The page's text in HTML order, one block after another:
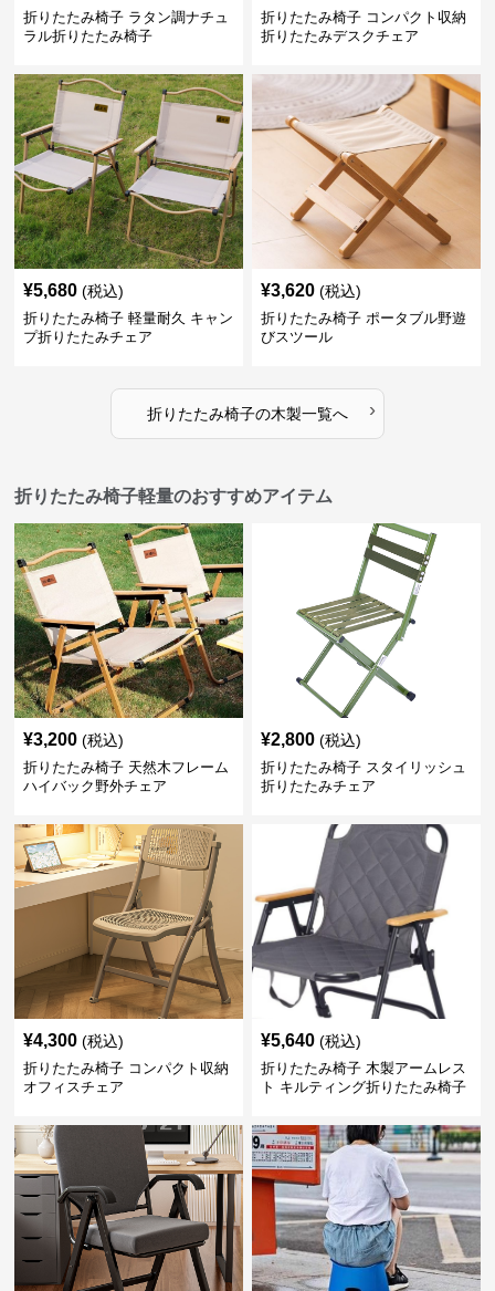
折りたたみ椅子 ラタン調ナチュ
ラル折りたたみ椅子
折りたたみ椅子 コンパクト収納
折りたたみデスクチェア
¥5,680 (税込)
折りたたみ椅子 軽量耐久 キャン
プ折りたたみチェア
¥3,620 (税込)
折りたたみ椅子 ポータブル野遊
びスツール
折りたたみ椅子の木製一覧へ ›
折りたたみ椅子軽量のおすすめアイテム
¥3,200 (税込)
折りたたみ椅子 天然木フレーム
ハイバック野外チェア
¥2,800 (税込)
折りたたみ椅子 スタイリッシュ
折りたたみチェア
¥4,300 (税込)
折りたたみ椅子 コンパクト収納
オフィスチェア
¥5,640 (税込)
折りたたみ椅子 木製アームレス
ト キルティング折りたたみ椅子